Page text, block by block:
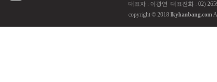
대표자 : 이광연 대표전화 : 02)
copyright © 2018 lkyhanbang.com